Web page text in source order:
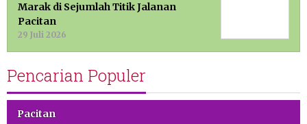
Marak di Sejumlah Titik Jalanan
Pacitan
29 Juli 2026
Pencarian Populer
Pacitan